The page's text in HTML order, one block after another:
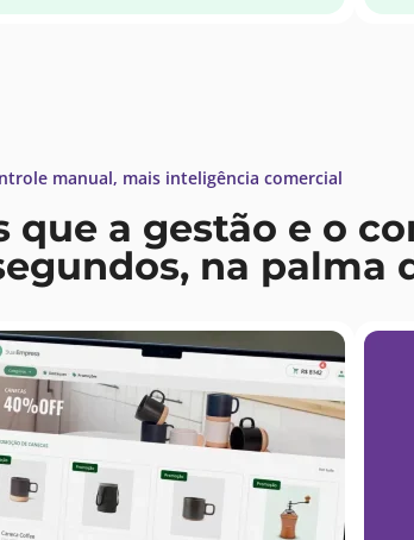
manual, mais inteligência comercial
que a gestão e o
na palma